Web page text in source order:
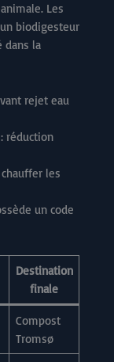
Les
biodigesteur
dans la
rejet eau
réduction
les
un code
Destination
finale
Compost
Tromsø